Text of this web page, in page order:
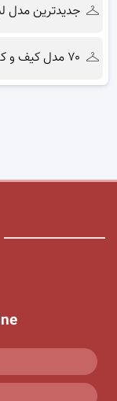
جدیدترین مدل
۷۰ مدل کیف و کفش شیک و جدید مناسب عید نوروز ۱۴۰۱